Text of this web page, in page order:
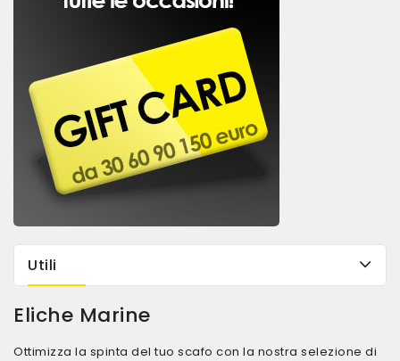
Utili
Eliche Marine
Ottimizza la spinta del tuo scafo con la nostra selezione di